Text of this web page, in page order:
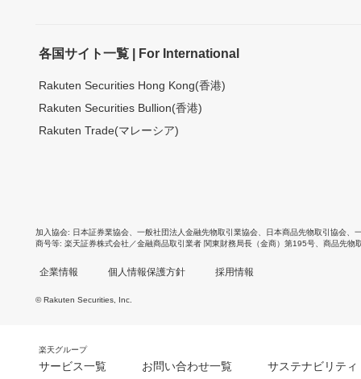
各国サイト一覧 | For International
Rakuten Securities Hong Kong(香港)
Rakuten Securities Bullion(香港)
Rakuten Trade(マレーシア)
加入協会 日本証券業協会 一般社団法人金融先物取引業協会 日本商品先物取引協会
商号等 楽天証券株式会社／金融商品取引業者 関東財務局長（金商）第195号、商品先物
企業情報 個人情報保護方針 採用情報
© Rakuten Securities, Inc.
楽天グループ
サービス一覧 お問い合わせ一覧 サステナビリティ